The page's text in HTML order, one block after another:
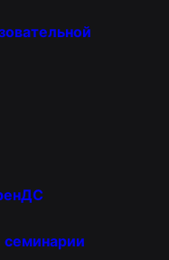
семинарии